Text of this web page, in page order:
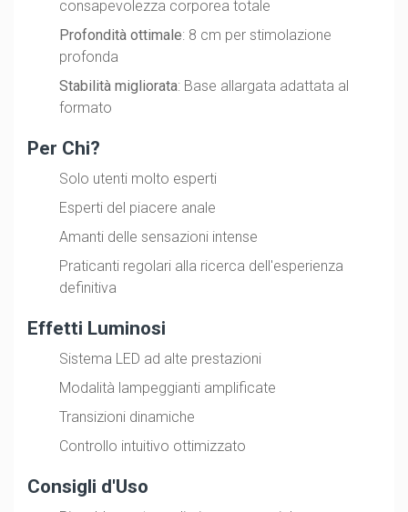
consapevolezza corporea totale
Profondità ottimale: 8 cm per stimolazione
profonda
Stabilità migliorata: Base allargata adattata al
formato
Per Chi?
Solo utenti molto esperti
Esperti del piacere anale
Amanti delle sensazioni intense
Praticanti regolari alla ricerca dell'esperienza
definitiva
Effetti Luminosi
Sistema LED ad alte prestazioni
Modalità lampeggianti amplificate
Transizioni dinamiche
Controllo intuitivo ottimizzato
Consigli d'Uso